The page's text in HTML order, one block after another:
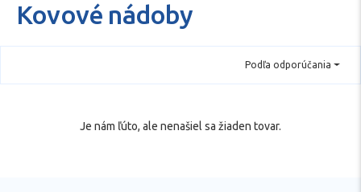
Kovové nádoby
Podľa odporúčania
Je nám ľúto, ale nenašiel sa žiaden tovar.